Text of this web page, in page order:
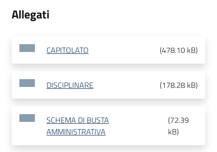
Allegati
CAPITOLATO (478.10 kB)
DISCIPLINARE (178.28 kB)
SCHEMA DI BUSTA
AMMINISTRATIVA
(72.39
kB)